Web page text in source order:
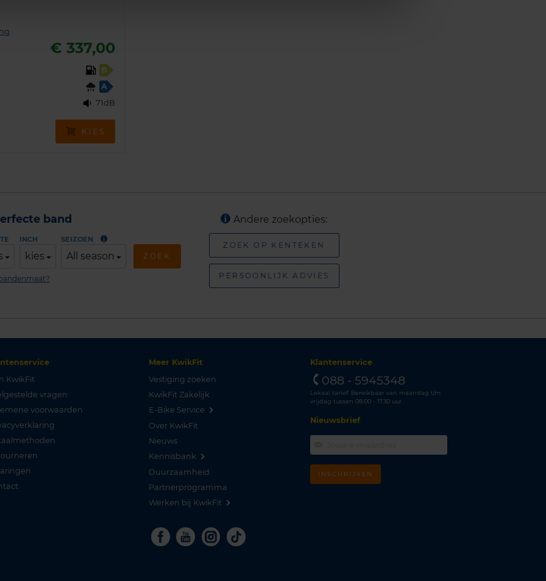
€ 337,00
B
A
71dB
KIES
band
INCH
kies
SEIZOEN
All season ZOEK
Andere zoekopties:
ZOEK OP KENTEKEN
PERSOONLIJK ADVIES
KwikFit
vragen
voorwaarden
Meer KwikFit
Vestiging zoeken
KwikFit Zakelijk
E-Bike Service
Over KwikFit
Nieuws
Kennisbank
Duurzaamheid
Partnerprogramma
Werken bij KwikFit
Facebook
YoutubeInstagram
Tiktok
Klantenservice
088 - 5945348
Lokaal tarief. Bereikbaar van maandag t/m
vrijdag tussen 08.00 - 17.30 uur.
Nieuwsbrief
INSCHRIJVEN